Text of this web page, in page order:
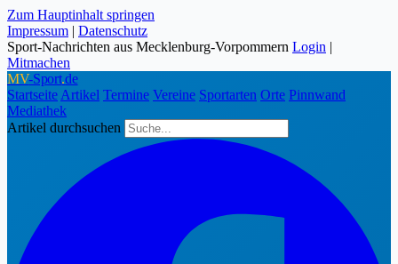
Zum Hauptinhalt springen
Impressum | Datenschutz
Sport-Nachrichten aus Mecklenburg-Vorpommern Login |
Mitmachen
MV-Sport.de
Startseite Artikel Termine Vereine Sportarten Orte Pinnwand
Mediathek
Artikel durchsuchen